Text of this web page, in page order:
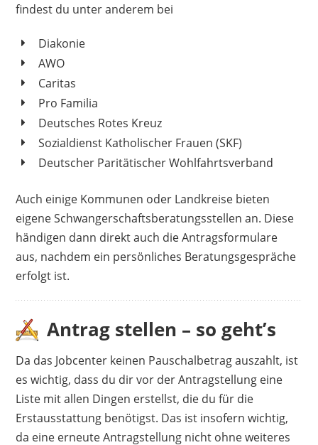
findest du unter anderem bei
Diakonie
AWO
Caritas
Pro Familia
Deutsches Rotes Kreuz
Sozialdienst Katholischer Frauen (SKF)
Deutscher Paritätischer Wohlfahrtsverband
Auch einige Kommunen oder Landkreise bieten
eigene Schwangerschaftsberatungsstellen an. Diese
händigen dann direkt auch die Antragsformulare
aus, nachdem ein persönliches Beratungsgespräche
erfolgt ist.
Antrag stellen – so geht’s
Da das Jobcenter keinen Pauschalbetrag auszahlt, ist
es wichtig, dass du dir vor der Antragstellung eine
Liste mit allen Dingen erstellst, die du für die
Erstausstattung benötigst. Das ist insofern wichtig,
da eine erneute Antragstellung nicht ohne weiteres